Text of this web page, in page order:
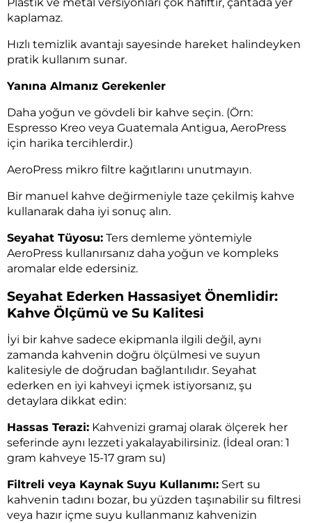
Plastik ve metal versiyonları çok hafiftir, çantada yer
kaplamaz.
Hızlı temizlik avantajı sayesinde hareket halindeyken
pratik kullanım sunar.
Yanına Almanız Gerekenler
Daha yoğun ve gövdeli bir kahve seçin. (Örn:
Espresso Kreo veya Guatemala Antigua, AeroPress
için harika tercihlerdir.)
AeroPress mikro filtre kağıtlarını unutmayın.
Bir manuel kahve değirmeniyle taze çekilmiş kahve
kullanarak daha iyi sonuç alın.
Seyahat Tüyosu: Ters demleme yöntemiyle
AeroPress kullanırsanız daha yoğun ve kompleks
aromalar elde edersiniz.
Seyahat Ederken Hassasiyet Önemlidir:
Kahve Ölçümü ve Su Kalitesi
İyi bir kahve sadece ekipmanla ilgili değil, aynı
zamanda kahvenin doğru ölçülmesi ve suyun
kalitesiyle de doğrudan bağlantılıdır. Seyahat
ederken en iyi kahveyi içmek istiyorsanız, şu
detaylara dikkat edin:
Hassas Terazi: Kahvenizi gramaj olarak ölçerek her
seferinde aynı lezzeti yakalayabilirsiniz. (İdeal oran: 1
gram kahveye 15-17 gram su)
Filtreli veya Kaynak Suyu Kullanımı: Sert su
kahvenin tadını bozar, bu yüzden taşınabilir su filtresi
veya hazır içme suyu kullanmanız kahvenizin